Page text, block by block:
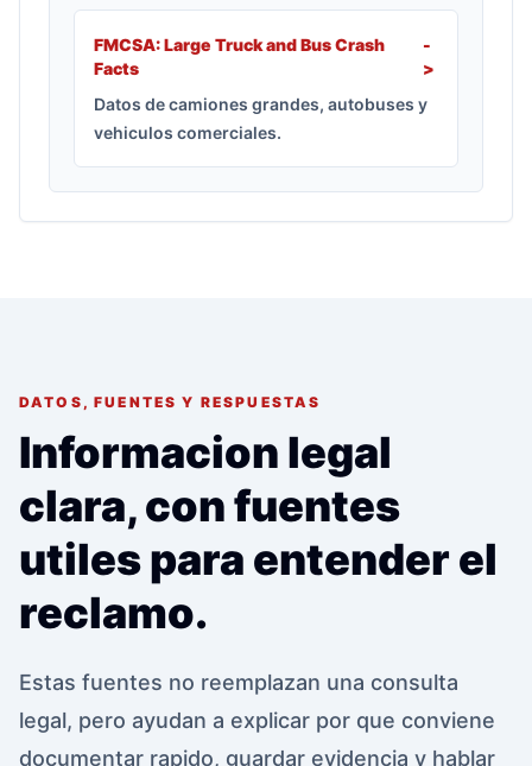
FMCSA: Large Truck and Bus Crash
Facts
-
>
Datos de camiones grandes, autobuses y
vehiculos comerciales.
DATOS, FUENTES Y RESPUESTAS
Informacion legal
clara, con fuentes
utiles para entender el
reclamo.
Estas fuentes no reemplazan una consulta
legal, pero ayudan a explicar por que conviene
documentar rapido, guardar evidencia y hablar